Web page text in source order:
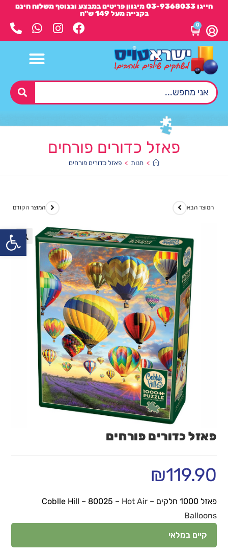
חייגו 03-9368033 מיגוון פריטים במבצע ובנוסף משלוח חינם
בקנייה מעל 149 ש"ח
0
פאזל כדורים פורחים
> חנות > פאזל כדורים פורחים
המוצר הקודם המוצר הבא
פאזל כדורים פורחים
₪119.90
פאזל 1000 חלקים – Coblle Hill – 80025 –
Hot Air
Balloons
קיים במלאי